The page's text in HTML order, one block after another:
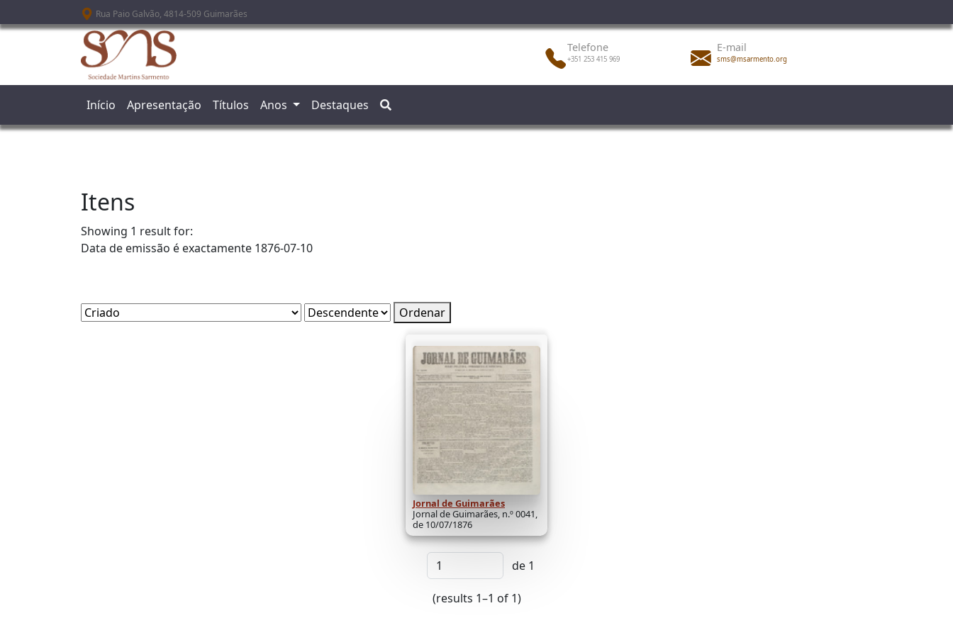
Passar para o conteúdo principal
Rua Paio Galvão, 4814-509 Guimarães
Telefone
+351 253 415 969
E-mail
sms@msarmento.org
Início Apresentação Títulos Anos Destaques
Itens
Showing 1 result for:
Data de emissão é exactamente 1876-07-10
Ordenar
Jornal de Guimarães
Jornal de Guimarães, n.º 0041,
de 10/07/1876
de 1
(results 1–1 of 1)